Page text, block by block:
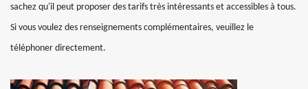
sachez qu'il peut proposer des tarifs très intéressants et accessibles à tous.
Si vous voulez des renseignements complémentaires, veuillez le
téléphoner directement.